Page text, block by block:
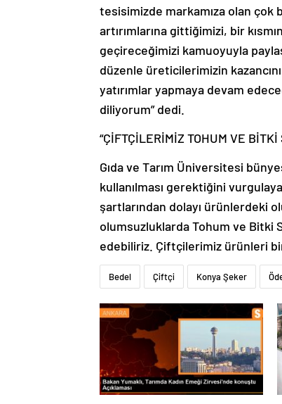
tesisimizde markamıza olan çok
artırımlarına gittiğimizi, bir
geçireceğimizi kamuoyuyla
düzenle üreticilerimizin
yatırımlar yapmaya devam
diliyorum” dedi.
“ÇİFTÇİLERİMİZ TOHUM VE
Gıda ve Tarım Üniversitesi
kullanılması gerektiğini
şartlarından dolayı ürünlerdeki
olumsuzluklarda Tohum ve Bitki
edebiliriz. Çiftçilerimiz ürünleri
Bedel Çiftçi Konya Şeker